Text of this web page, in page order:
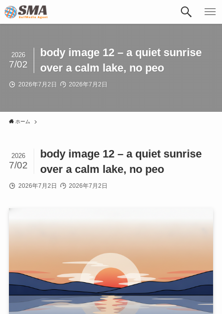
body image 12 – a quiet sunrise
over a calm lake, no peo
2026
7/02
2026年7月2日 2026年7月2日
ホーム
body image 12 – a quiet sunrise
over a calm lake, no peo
2026
7/02
2026年7月2日 2026年7月2日